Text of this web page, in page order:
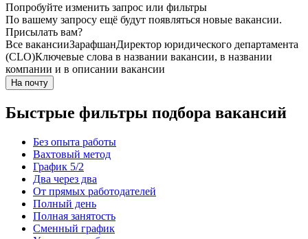
Попробуйте изменить запрос или фильтры
По вашему запросу ещё будут появляться новые вакансии.
Присылать вам?
Все вакансииЗарафшанДиректор юридического департамента
(CLO)Ключевые слова в названии вакансии, в названии
компании и в описании вакансии
На почту
Быстрые фильтры подбора вакансий
Без опыта работы
Вахтовый метод
График 5/2
Два через два
От прямых работодателей
Полный день
Полная занятость
Сменный график